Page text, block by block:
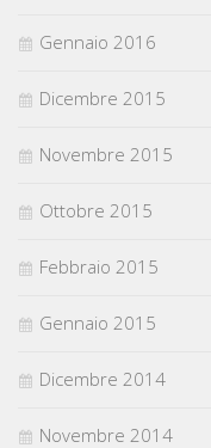
Gennaio 2016
Dicembre 2015
Novembre 2015
Ottobre 2015
Febbraio 2015
Gennaio 2015
Dicembre 2014
Novembre 2014